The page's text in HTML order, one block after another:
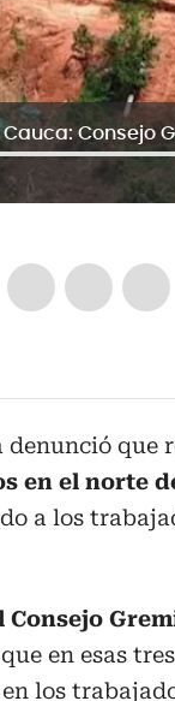
denunció que
en el norte
a los
que en esas
los